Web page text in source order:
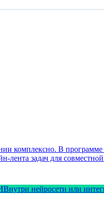
комплексно. В
лента задач для
что
Внутри нейросети или